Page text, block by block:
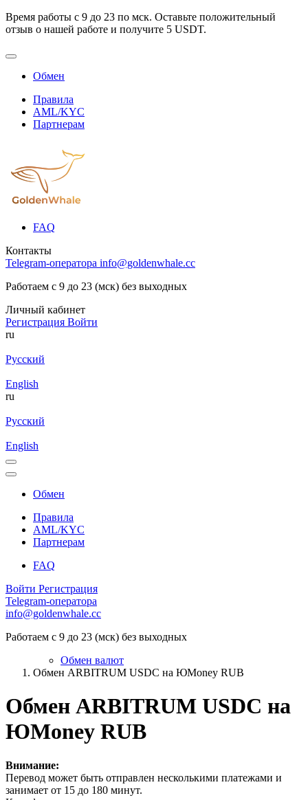
Время работы с 9 до 23 по мск. Оставьте положительный
отзыв о нашей работе и получите 5 USDT.
Обмен
Правила
AML/KYC
Партнерам
FAQ
Контакты
Telegram-оператора info@goldenwhale.cc
Работаем с 9 до 23 (мск) без выходных
Личный кабинет
Регистрация Войти
ru
Русский
English
ru
Русский
English
Обмен
Правила
AML/KYC
Партнерам
FAQ
Войти Регистрация
Telegram-оператора
info@goldenwhale.cc
Работаем с 9 до 23 (мск) без выходных
Обмен валют
Обмен ARBITRUM USDC на ЮMoney RUB
Обмен ARBITRUM USDC на
ЮMoney RUB
Внимание:
Перевод может быть отправлен несколькими платежами и
занимает от 15 до 180 минут.